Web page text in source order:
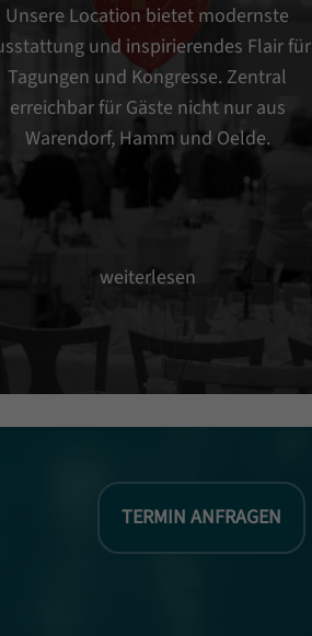
Unsere Location bietet modernste
und inspirierendes Flair für
Tagungen und Kongresse. Zentral
erreichbar für Gäste nicht nur aus
Warendorf, Hamm und Oelde.
weiterlesen
TERMIN ANFRAGEN